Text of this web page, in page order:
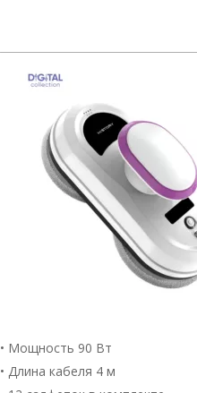
• Мощность 90 Вт
• Длина кабеля 4 м